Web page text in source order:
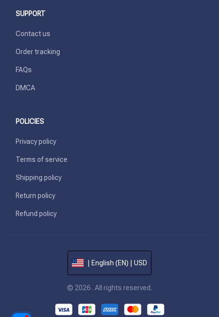
SUPPORT
Contact us
Order tracking
FAQs
DMCA
POLICIES
Privacy policy
Terms of service
Shipping policy
Return policy
Refund policy
| English (EN) | USD
© 2026 . All rights reserved.